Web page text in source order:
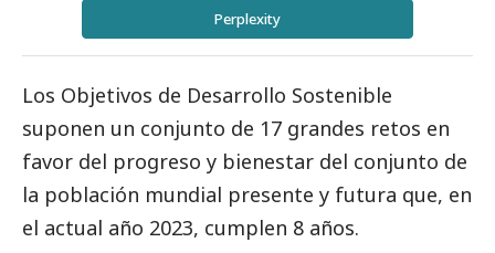
Perplexity
Los Objetivos de Desarrollo Sostenible
suponen un conjunto de 17 grandes retos en
favor del progreso y bienestar del conjunto de
la población mundial presente y futura que, en
el actual año 2023, cumplen 8 años.